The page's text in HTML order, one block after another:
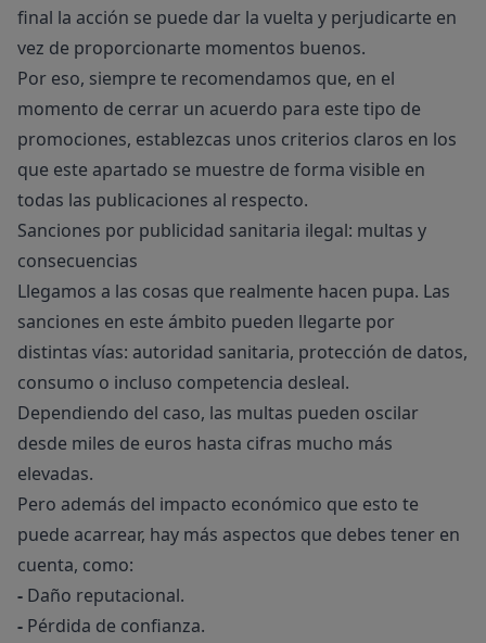
final la acción se puede dar la vuelta y perjudicarte en
vez de proporcionarte momentos buenos.
Por eso, siempre te recomendamos que, en el
momento de cerrar un acuerdo para este tipo de
promociones, establezcas unos criterios claros en los
que este apartado se muestre de forma visible en
todas las publicaciones al respecto.
Sanciones por publicidad sanitaria ilegal: multas y
consecuencias
Llegamos a las cosas que realmente hacen pupa. Las
sanciones en este ámbito pueden llegarte por
distintas vías: autoridad sanitaria, protección de datos,
consumo o incluso competencia desleal.
Dependiendo del caso, las multas pueden oscilar
desde miles de euros hasta cifras mucho más
elevadas.
Pero además del impacto económico que esto te
puede acarrear, hay más aspectos que debes tener en
cuenta, como:
- Daño reputacional.
- Pérdida de confianza.